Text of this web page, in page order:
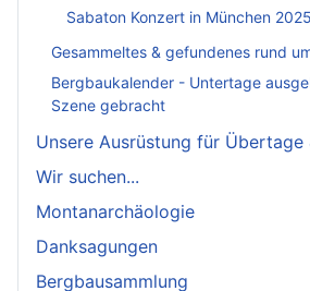
Sabaton Konzert in München 2025
Gesammeltes & gefundenes rund
Bergbaukalender - Untertage
Szene gebracht
Unsere Ausrüstung für
Wir suchen...
Montanarchäologie
Danksagungen
Bergbausammlung